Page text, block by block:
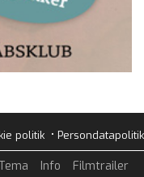
politik• Persondatapolitik
Tema Info Filmtrailer